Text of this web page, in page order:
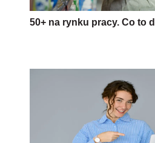
50+ na rynku pracy. Co to